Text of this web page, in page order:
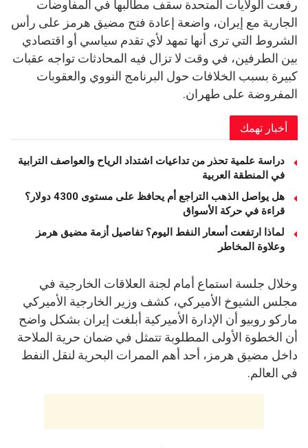
رفعت الولايات المتحدة سقف مطالبها في المفاوضات
الجارية مع إيران، واضعة إعادة فتح مضيق هرمز على رأس
الشروط التي ترى أنها تمهد لأي تقدم سياسي أو اقتصادي
بين الطرفين، في وقت لا تزال فيه المحادثات تواجه عقبات
كبيرة بسبب الخلافات حول البرنامج النووي والعقوبات
المفروضة على طهران.
أخبار تهمك
دراسة علمية تحذر من تداعيات اشتداد الرياح والعواصف الترابية
في المنطقة العربية
هل يواصل الذهب التراجع أم يحافظ على مستوى 4300 دولار؟
قراءة في حركة الأسواق
لماذا ارتفعت أسعار النفط اليوم؟ تفاصيل أزمة مضيق هرمز
وعلاوة المخاطر
وخلال جلسة استماع أمام لجنة العلاقات الخارجية في
مجلس الشيوخ الأميركي، كشف وزير الخارجية الأميركي
ماركو روبيو أن الإدارة الأميركية أبلغت إيران بشكل واضح
أن الخطوة الأولى المطلوبة تتمثل في ضمان حرية الملاحة
داخل مضيق هرمز، أحد أهم الممرات البحرية لنقل النفط
في العالم.